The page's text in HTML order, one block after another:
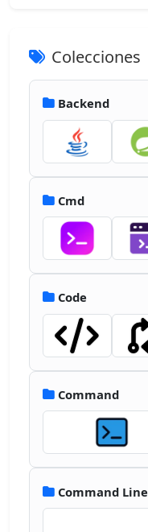
Colecciones
Backend
Cmd
Code
Command
Command Line